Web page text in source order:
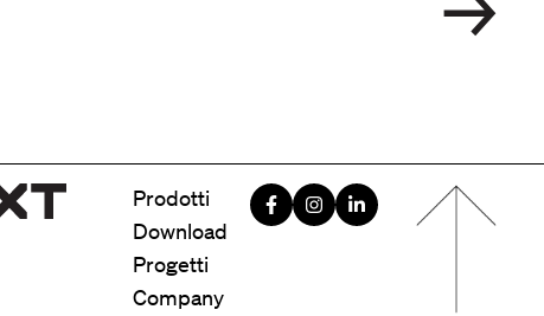
Menu
Prodotti
Download
Progetti
Company